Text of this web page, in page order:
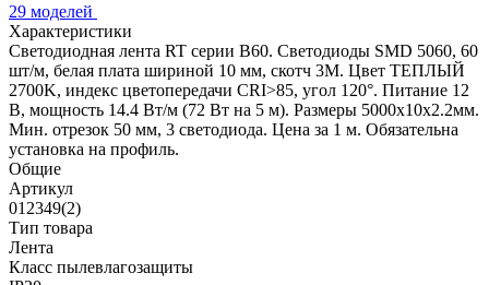
29 моделей
Характеристики
Светодиодная лента RT серии B60. Светодиоды SMD 5060, 60
шт/м, белая плата шириной 10 мм, скотч 3M. Цвет ТЕПЛЫЙ
2700K, индекс цветопередачи CRI>85, угол 120°. Питание 12
В, мощность 14.4 Вт/м (72 Вт на 5 м). Размеры 5000x10x2.2мм.
Мин. отрезок 50 мм, 3 светодиода. Цена за 1 м. Обязательна
установка на профиль.
Общие
Артикул
012349(2)
Тип товара
Лента
Класс пылевлагозащиты